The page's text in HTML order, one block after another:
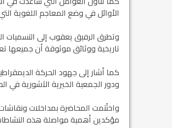
الأوائل في وضع المعاجم اللغوية التي تعود إلى أكثر من 1200 عام، ما
وتطرق الرفيق يعقوب إلى التسميات
تاريخية ووثائق موثوقة أن جميعها
ودور الجمعية الخيرية الآشورية في
واختُتمت المحاضرة بمداخلات
مؤكدين أهمية مواصلة هذه النشاطات